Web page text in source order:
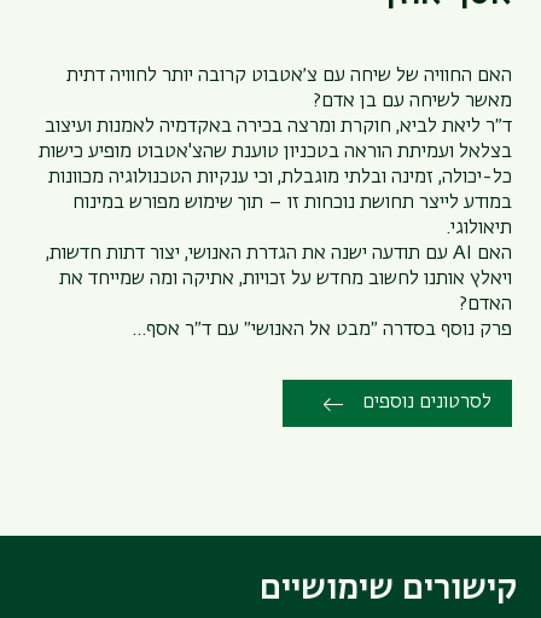
האם החוויה של שיחה עם צ׳אטבוט קרובה יותר לחוויה דתית
מאשר לשיחה עם בן אדם?
ד״ר ליאת לביא, חוקרת ומרצה בכירה באקדמיה לאמנות ועיצוב
בצלאל ועמיתת הוראה בטכניון טוענת שהצ'אטבוט מופיע כישות
כל-יכולה, זמינה ובלתי מוגבלת, וכי ענקיות הטכנולוגיה מכוונות
במודע לייצר תחושת נוכחות זו – תוך שימוש מפורש במינוח
תיאולוגי.
האם AI עם תודעה ישנה את הגדרת האנושי, יצור דתות חדשות,
ויאלץ אותנו לחשוב מחדש על זכויות, אתיקה ומה שמייחד את
האדם?
פרק נוסף בסדרה ״מבט אל האנושי״ עם ד״ר אסף…
לסרטונים נוספים
קישורים שימושיים